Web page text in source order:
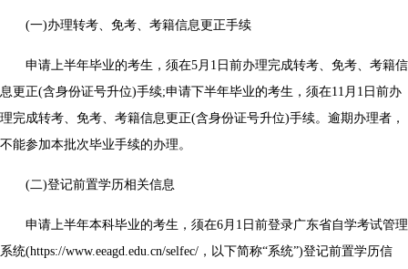
(一)办理转考、免考、考籍信息更正手续
申请上半年毕业的考生，须在5月1日前办理完成转考、免考、考籍信
息更正(含身份证号升位)手续;申请下半年毕业的考生，须在11月1日前办
理完成转考、免考、考籍信息更正(含身份证号升位)手续。逾期办理者，
不能参加本批次毕业手续的办理。
(二)登记前置学历相关信息
申请上半年本科毕业的考生，须在6月1日前登录广东省自学考试管理
系统(https://www.eeagd.edu.cn/selfec/，以下简称“系统”)登记前置学历信